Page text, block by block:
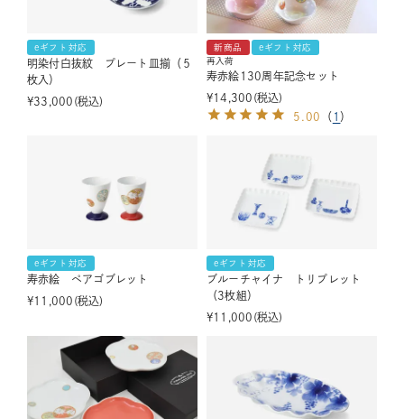
eギフト対応
明染付白抜紋 プレート皿揃（５
枚入）
¥33,000 税込
新商品
eギフト対応
再入荷
寿赤絵130周年記念セット
¥14,300 税込
5.00
（ 1 ）
eギフト対応
寿赤絵 ペアゴブレット
¥11,000 税込
eギフト対応
ブルーチャイナ トリプレット
（3枚組）
¥11,000 税込